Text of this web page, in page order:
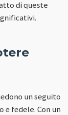
di queste
un seguito
fedele. Con un